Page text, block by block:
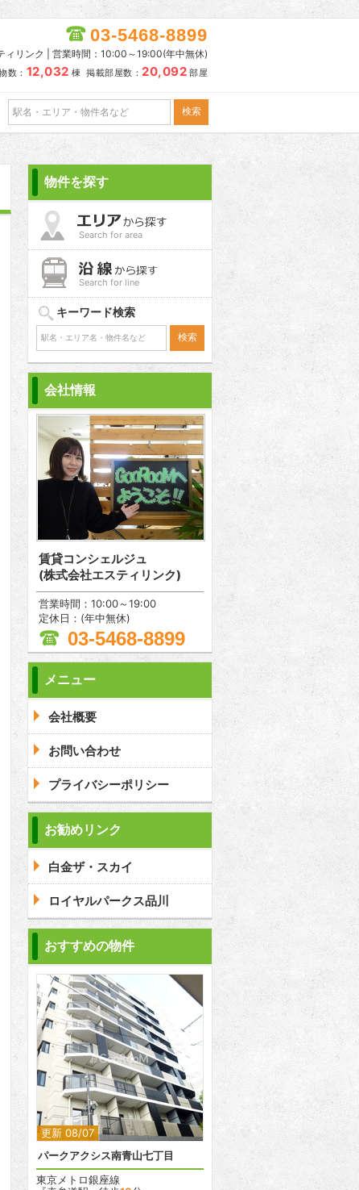
03-5468-8899
ィリンク | 営業時間：10:00～19:00(年中無休)
数： 12,032 棟 掲載部屋数： 20,092 部屋
物件を探す
Search for area
Search for line
キーワード検索
会社情報
賃貸コンシェルジュ
(株式会社エスティリンク)
営業時間：10:00～19:00
定休日：(年中無休)
03-5468-8899
メニュー
会社概要
お問い合わせ
プライバシーポリシー
お勧めリンク
白金ザ・スカイ
ロイヤルパークス品川
おすすめの物件
更新 08/07
2
パークアクシス南青山七丁目
東京メトロ銀座線